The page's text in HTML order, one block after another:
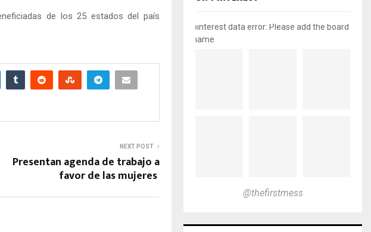
de los 25 estados del país
NEXT POST
Presentan agenda de trabajo a
favor de las mujeres
pinterest data error: Please add the board
name
@thefirstmess